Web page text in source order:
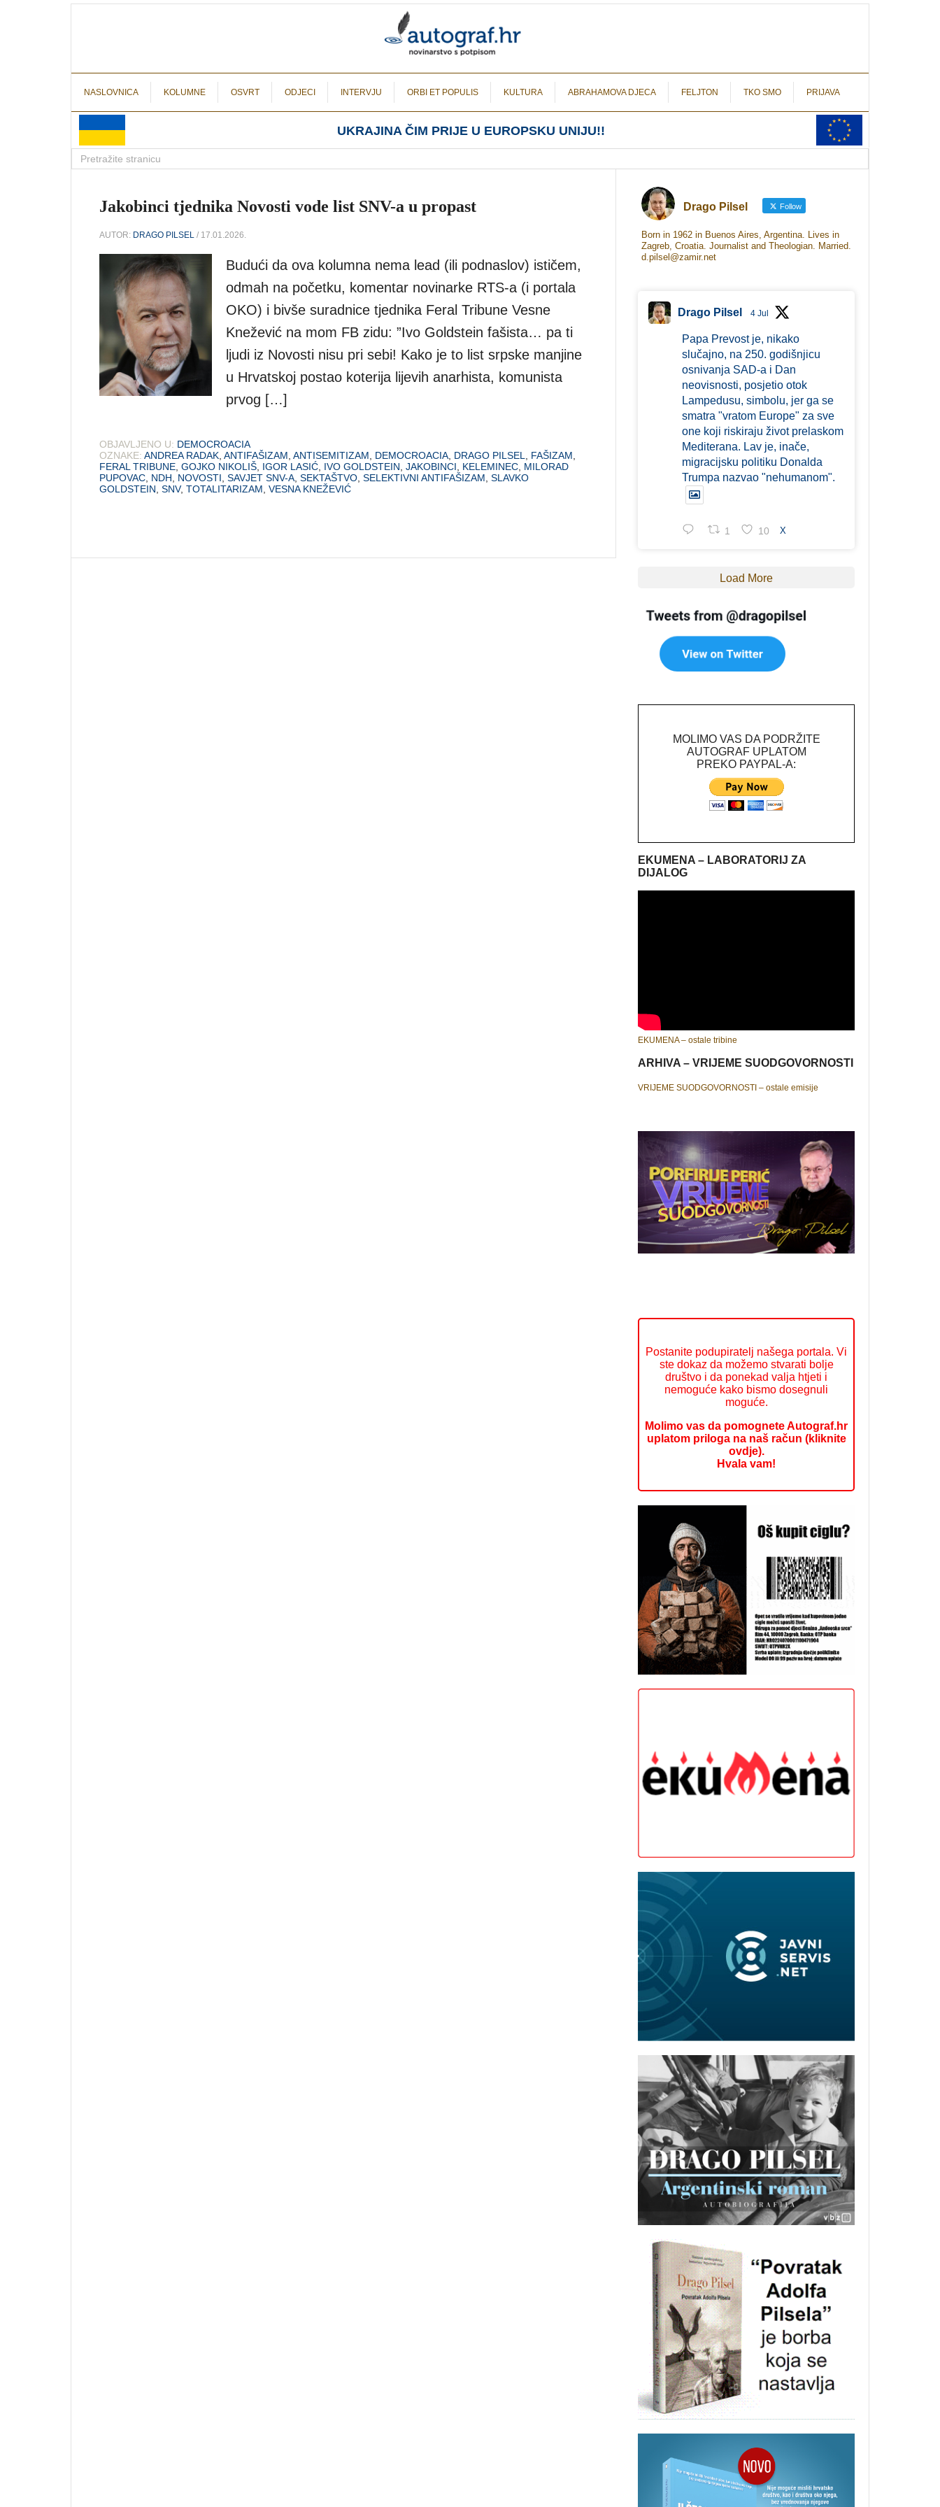
NASLOVNICA KOLUMNE OSVRT ODJECI INTERVJU ORBI ET POPULIS KULTURA ABRAHAMOVA DJECA FELJTON TKO SMO PRIJAVA
UKRAJINA ČIM PRIJE U EUROPSKU UNIJU!!
Jakobinci tjednika Novosti vode list SNV-a u propast
AUTOR: DRAGO PILSEL / 17.01.2026.
Budući da ova kolumna nema lead (ili podnaslov) ističem,
odmah na početku, komentar novinarke RTS-a (i portala
OKO) i bivše suradnice tjednika Feral Tribune Vesne
Knežević na mom FB zidu: ”Ivo Goldstein fašista… pa ti
ljudi iz Novosti nisu pri sebi! Kako je to list srpske manjine
u Hrvatskoj postao koterija lijevih anarhista, komunista
prvog […]
OBJAVLJENO U: DEMOCROACIA
OZNAKE: ANDREA RADAK ANTIFAŠIZAM ANTISEMITIZAM DEMOCROACIA DRAGO PILSEL FAŠIZAM
FERAL TRIBUNE GOJKO NIKOLIŠ IGOR LASIĆ IVO GOLDSTEIN JAKOBINCI KELEMINEC MILORAD
PUPOVAC NDH NOVOSTI SAVJET SNV-A SEKTAŠTVO SELEKTIVNI ANTIFAŠIZAM SLAVKO
GOLDSTEIN SNV, TOTALITARIZAM VESNA KNEŽEVIĆ
Drago Pilsel Follow
Born in 1962 in Buenos Aires, Argentina. Lives in
Zagreb, Croatia. Journalist and Theologian. Married.
d.pilsel@zamir.net
Drago Pilsel 4 Jul
Papa Prevost je, nikako
slučajno, na 250. godišnjicu
osnivanja SAD-a i Dan
neovisnosti, posjetio otok
Lampedusu, simbolu, jer ga se
smatra "vratom Europe" za sve
one koji riskiraju život prelaskom
Mediterana. Lav je, inače,
migracijsku politiku Donalda
Trumpa nazvao "nehumanom".
1 10 X
Load More
MOLIMO VAS DA PODRŽITE
AUTOGRAF UPLATOM
PREKO PAYPAL-A:
EKUMENA – LABORATORIJ ZA
DIJALOG
EKUMENA – ostale tribine
ARHIVA – VRIJEME SUODGOVORNOSTI
VRIJEME SUODGOVORNOSTI – ostale emisije
Postanite podupiratelj našega portala. Vi
ste dokaz da možemo stvarati bolje
društvo i da ponekad valja htjeti i
nemoguće kako bismo dosegnuli
moguće.
Molimo vas da pomognete Autograf.hr
uplatom priloga na naš račun (kliknite
ovdje).
Hvala vam!